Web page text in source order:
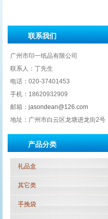
联系我们
广州市印一纸品有限公司
联系人：丁先生
电话：020-37401453
手机：18620932909
邮箱： jasondean@126.com
地址：广州市白云区龙塘进龙街2号
产品分类
礼品盒
其它类
手挽袋